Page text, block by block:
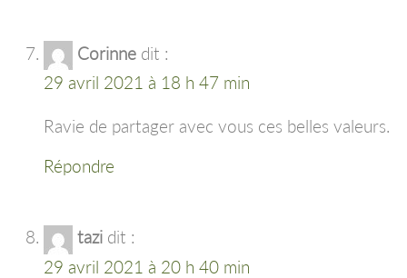
Corinne dit :
29 avril 2021 à 18 h 47 min
Ravie de partager avec vous ces belles valeurs.
Répondre
tazi dit :
29 avril 2021 à 20 h 40 min